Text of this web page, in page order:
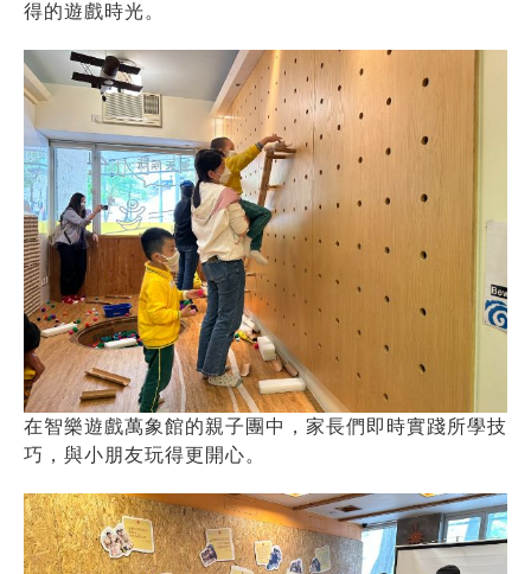
得的遊戲時光。
在智樂遊戲萬象館的親子團中，家長們即時實踐所學技
巧，與小朋友玩得更開心。